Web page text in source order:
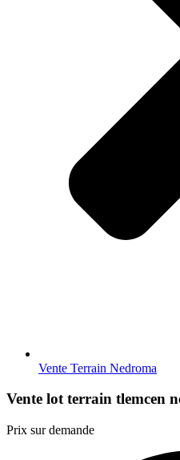
Vente Terrain Nedroma
Vente lot terrain tlemcen
Prix sur demande